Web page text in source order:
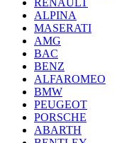
ALPINA
MASERATI
AMG
BAC
BENZ
ALFAROMEO
BMW
PEUGEOT
PORSCHE
ABARTH